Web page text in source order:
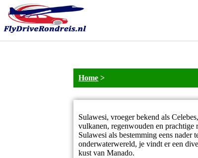
Home >
Sulawesi, vroeger bekend als
vulkanen, regenwouden en
Sulawesi als bestemming eens
onderwaterwereld, je vindt er een
kust van Manado.